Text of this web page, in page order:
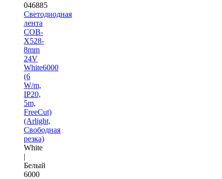
046885
Светодиодная
лента
COB-
X528-
8mm
24V
White6000
(6
W/m,
IP20,
5m,
FreeCut)
(Arlight,
Свободная
резка)
White
|
Белый
6000